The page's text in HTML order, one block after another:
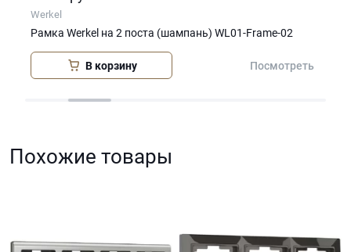
Werkel
Рамка Werkel на 2 поста (шампань) WL01-Frame-02
В корзину Посмотреть
Похожие товары